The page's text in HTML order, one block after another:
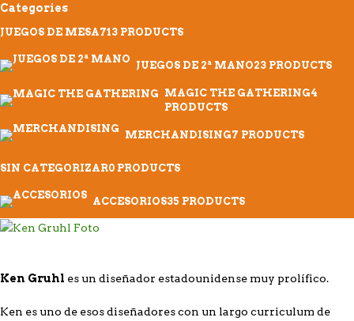
Categories
JUEGOS DE MESA713 PRODUCTS
JUEGOS DE 2ª MANO23 PRODUCTS
MAGIC THE GATHERING4
PRODUCTS
MERCHANDISING7 PRODUCTS
SIN CATEGORIZAR0 PRODUCTS
ACCESORIOS35 PRODUCTS
Ken Gruhl es un diseñador estadounidense muy prolífico.
Ken es uno de esos diseñadores con un largo curriculum de